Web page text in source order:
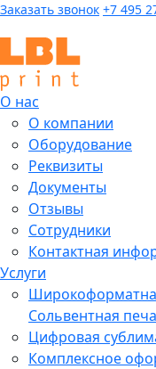
Заказать звонок +7 495
О нас
О компании
Оборудование
Реквизиты
Документы
Отзывы
Сотрудники
Контактная
Услуги
Сольвентная
Цифровая
Комплексное